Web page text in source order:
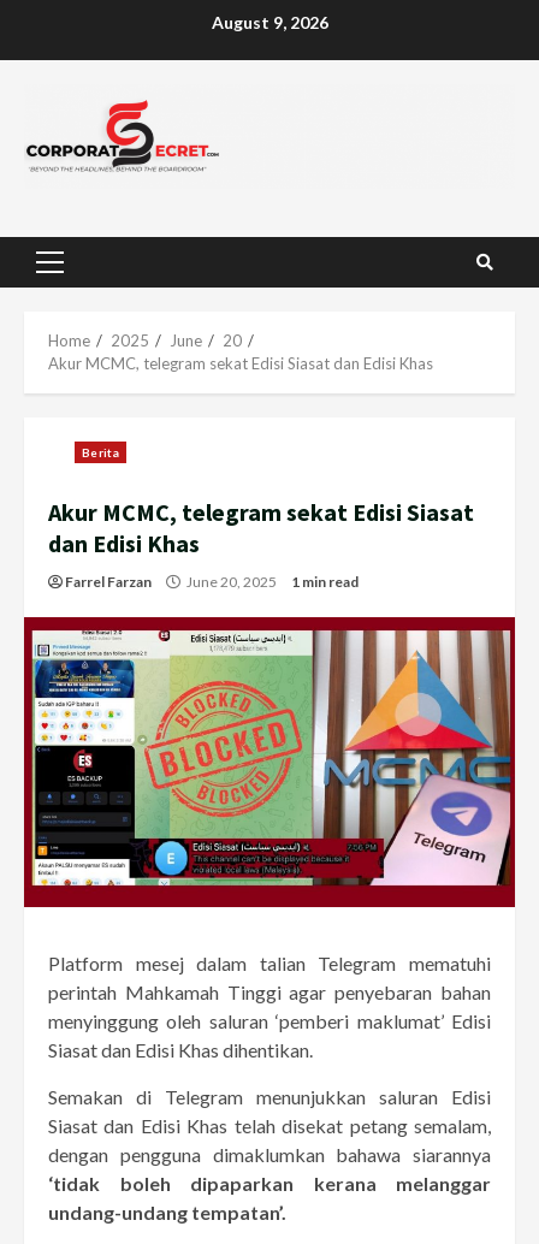
August 9, 2026
Primary
Home 2025 June
20
Akur MCMC, telegram sekat Edisi Siasat dan Edisi Khas
Berita
Akur MCMC, telegram sekat Edisi Siasat
dan Edisi Khas
Farrel Farzan June 20, 2025 1 min read
Platform mesej dalam talian Telegram mematuhi
perintah Mahkamah Tinggi agar penyebaran bahan
menyinggung oleh saluran ‘pemberi maklumat’ Edisi
Siasat dan Edisi Khas dihentikan.
Semakan di Telegram menunjukkan saluran Edisi
Siasat dan Edisi Khas telah disekat petang semalam,
dengan pengguna dimaklumkan bahawa siarannya
‘tidak boleh dipaparkan kerana melanggar
undang-undang tempatan’.